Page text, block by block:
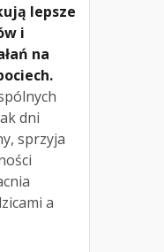
lepsze
i
na
dni
sprzyja
a